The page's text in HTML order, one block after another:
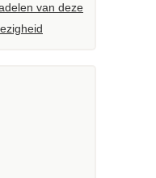
van deze